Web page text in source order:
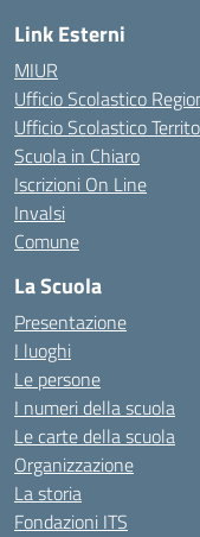
Link Esterni
MIUR
Ufficio Scolastico
Ufficio Scolastico
Scuola in Chiaro
Iscrizioni On Line
Invalsi
Comune
La Scuola
Presentazione
I luoghi
Le persone
I numeri della scuola
Le carte della scuola
Organizzazione
La storia
Fondazioni ITS